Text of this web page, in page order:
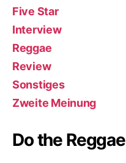
Five Star
Interview
Reggae
Review
Sonstiges
Zweite Meinung
Do the Reggae